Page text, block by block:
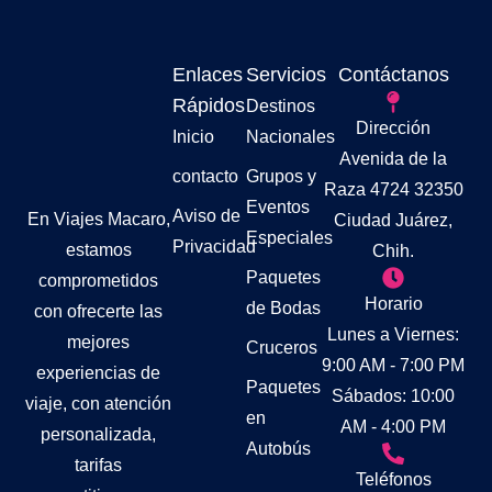
En Viajes Macaro,
estamos
comprometidos
con ofrecerte las
mejores
experiencias de
viaje, con atención
personalizada,
tarifas
Servicios
Destinos
Nacionales
Grupos y
Eventos
Especiales
Paquetes
de Bodas
Cruceros
Paquetes
en
Autobús
Enlaces
Rápidos
Inicio
contacto
Aviso de
Privacidad
Contáctanos
Dirección
Avenida de la
Raza 4724 32350
Ciudad Juárez,
Chih.
Horario
Lunes a Viernes:
9:00 AM - 7:00 PM
Sábados: 10:00
AM - 4:00 PM
Teléfonos